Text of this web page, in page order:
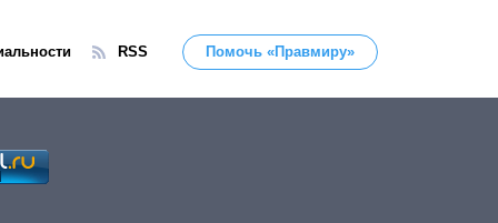
RSS Помочь «Правмиру»